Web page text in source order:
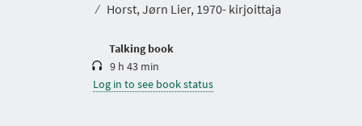
⁄ Horst, Jørn Lier, 1970- kirjoittaja
Talking book
i
9 h 43 min
Log in to see book status